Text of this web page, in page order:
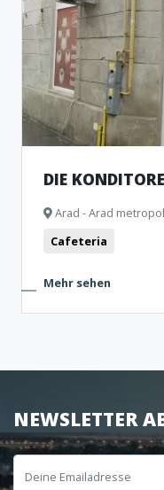
DIE
Arad - Arad
Cafeteria
Mehr sehen
NEWSLETTER